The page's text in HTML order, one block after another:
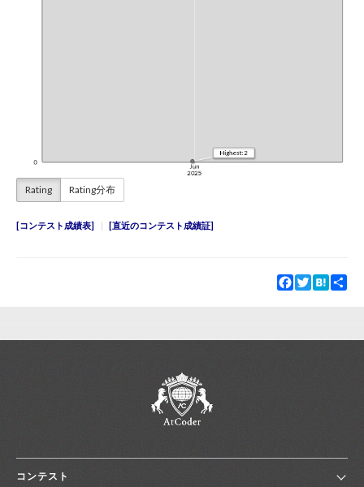
Rating Rating分布
コンテスト成績表 直近のコンテスト成績証
Facebook
TwitterHatena
コンテスト